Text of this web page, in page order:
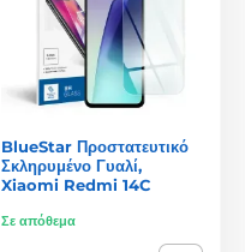
BlueStar Προστατευτικό
Σκληρυμένο Γυαλί,
Xiaomi Redmi 14C
Σε απόθεμα